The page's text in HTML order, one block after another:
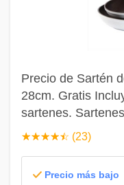
Precio de Sartén
28cm. Gratis
sartenes.
☆☆☆☆☆
★★★★★ (23)
Precio más bajo